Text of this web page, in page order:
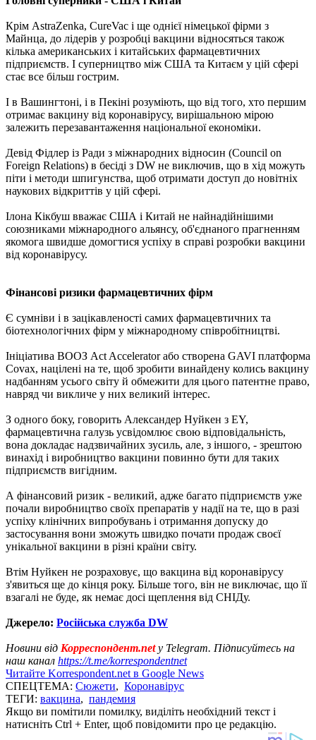
Крім AstraZenka, CureVac і ще однієї німецької фірми з
Майнца, до лідерів у розробці вакцини відносяться також
кілька американських і китайських фармацевтичних
підприємств. І суперництво між США та Китаєм у цій сфері
стає все більш гострим.
І в Вашингтоні, і в Пекіні розуміють, що від того, хто першим
отримає вакцину від коронавірусу, вирішальною мірою
залежить перезавантаження національної економіки.
Девід Фідлер із Ради з міжнародних відносин (Council on
Foreign Relations) в бесіді з DW не виключив, що в хід можуть
піти і методи шпигунства, щоб отримати доступ до новітніх
наукових відкриттів у цій сфері.
Ілона Кікбуш вважає США і Китай не найнадійнішими
союзниками міжнародного альянсу, об'єднаного прагненням
якомога швидше домогтися успіху в справі розробки вакцини
від коронавірусу.
Фінансові ризики фармацевтичних фірм
Є сумніви і в зацікавленості самих фармацевтичних та
біотехнологічних фірм у міжнародному співробітництві.
Ініціатива ВООЗ Act Accelerator або створена GAVI платформа
Covax, націлені на те, щоб зробити винайдену колись вакцину
надбанням усього світу й обмежити для цього патентне право,
навряд чи викличе у них великий інтерес.
З одного боку, говорить Александер Нуйкен з EY,
фармацевтична галузь усвідомлює свою відповідальність,
вона докладає надзвичайних зусиль, але, з іншого, - зрештою
винахід і виробництво вакцини повинно бути для таких
підприємств вигідним.
А фінансовий ризик - великий, адже багато підприємств уже
почали виробництво своїх препаратів у надії на те, що в разі
успіху клінічних випробувань і отримання допуску до
застосування вони зможуть швидко почати продаж своєї
унікальної вакцини в різні країни світу.
Втім Нуйкен не розраховує, що вакцина від коронавірусу
з'явиться ще до кінця року. Більше того, він не виключає, що її
взагалі не буде, як немає досі щеплення від СНІДу.
Джерело: Російська служба DW
Новини від Корреспондент.netу Telegram. Підписуйтесь на
наш канал https://t.me/korrespondentnet
Читайте Korrespondent.net в Google News
СПЕЦТЕМА: Сюжети, Коронавірус
ТЕГИ: вакцина, пандемия
Якщо ви помітили помилку, виділіть необхідний текст і
натисніть Ctrl + Enter, щоб повідомити про це редакцію.